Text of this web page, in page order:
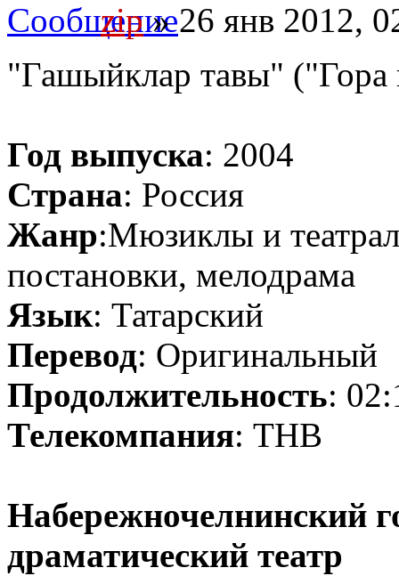
zip» 26 янв 2012,
"Гашыйклар тавы"
Год выпуска: 2004
Страна: Россия
Жанр:Мюзиклы и
постановки, мелодрама
Язык: Татарский
Перевод: Оригинальный
Продолжительность:
Телекомпания: ТНВ
Набережночелнинский
драматический театр